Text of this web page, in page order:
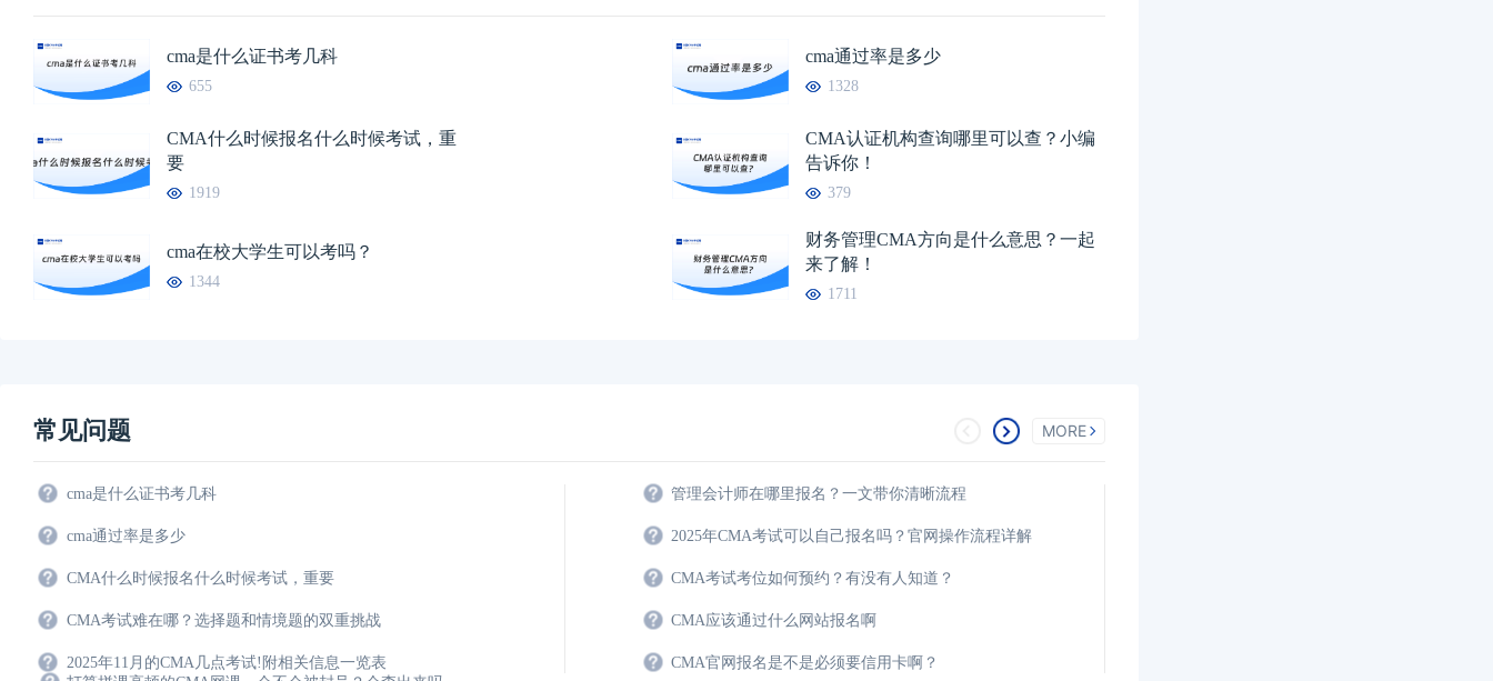
cma是什么证书考几科
655
cma通过率是多少
1328
CMA什么时候报名什么时候考试，重
要
1919
CMA认证机构查询哪里可以查？小编
告诉你！
379
cma在校大学生可以考吗？
1344
财务管理CMA方向是什么意思？一起
来了解！
1711
常见问题 MORE
cma是什么证书考几科
cma通过率是多少
CMA什么时候报名什么时候考试，重要
CMA考试难在哪？选择题和情境题的双重挑战
2025年11月的CMA几点考试!附相关信息一览表
管理会计师在哪里报名？一文带你清晰流程
2025年CMA考试可以自己报名吗？官网操作流程详解
CMA考试考位如何预约？有没有人知道？
CMA应该通过什么网站报名啊
CMA官网报名是不是必须要信用卡啊？